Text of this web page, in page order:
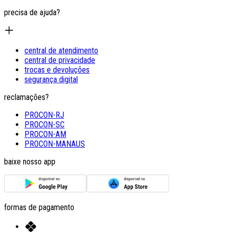
precisa de ajuda?
central de atendimento
central de privacidade
trocas e devoluções
segurança digital
reclamações?
PROCON-RJ
PROCON-SC
PROCON-AM
PROCON-MANAUS
baixe nosso app
formas de pagamento